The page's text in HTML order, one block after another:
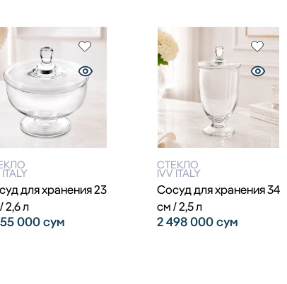
для хранения 23
2,6 л
000сум
СТЕКЛО
IVV ITALY
Сосуд для хранения 34
см / 2,5 л
2 498 000сум